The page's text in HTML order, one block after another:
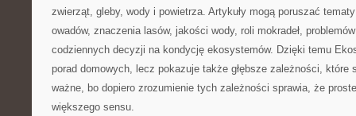
zwierząt, gleby, wody i powietrza. Artykuły mogą poruszać
owadów, znaczenia lasów, jakości wody, roli mokradeł,
codziennych decyzji na kondycję ekosystemów. Dzięki temu
porad domowych, lecz pokazuje także głębsze zależności, które
ważne, bo dopiero zrozumienie tych zależności sprawia, że
większego sensu.